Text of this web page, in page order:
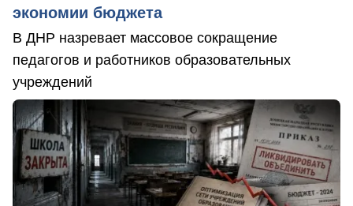
экономии бюджета
В ДНР назревает массовое сокращение
педагогов и работников образовательных
учреждений